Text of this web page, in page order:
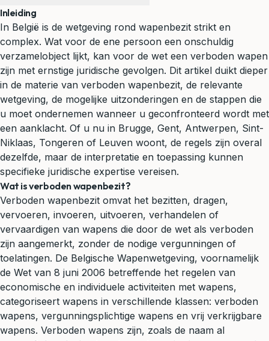
Inleiding
In België is de wetgeving rond wapenbezit strikt en
complex. Wat voor de ene persoon een onschuldig
verzamelobject lijkt, kan voor de wet een verboden wapen
zijn met ernstige juridische gevolgen. Dit artikel duikt dieper
in de materie van verboden wapenbezit, de relevante
wetgeving, de mogelijke uitzonderingen en de stappen die
u moet ondernemen wanneer u geconfronteerd wordt met
een aanklacht. Of u nu in Brugge, Gent, Antwerpen, Sint-
Niklaas, Tongeren of Leuven woont, de regels zijn overal
dezelfde, maar de interpretatie en toepassing kunnen
specifieke juridische expertise vereisen.
Wat is verboden wapenbezit?
Verboden wapenbezit omvat het bezitten, dragen,
vervoeren, invoeren, uitvoeren, verhandelen of
vervaardigen van wapens die door de wet als verboden
zijn aangemerkt, zonder de nodige vergunningen of
toelatingen. De Belgische Wapenwetgeving, voornamelijk
de Wet van 8 juni 2006 betreffende het regelen van
economische en individuele activiteiten met wapens,
categoriseert wapens in verschillende klassen: verboden
wapens, vergunningsplichtige wapens en vrij verkrijgbare
wapens. Verboden wapens zijn, zoals de naam al